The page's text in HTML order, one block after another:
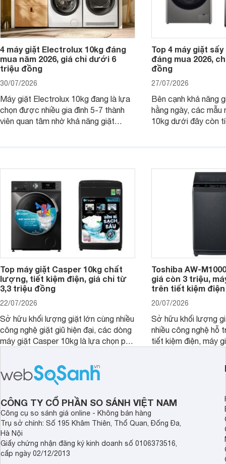
4 máy giặt Electrolux 10kg đáng
mua năm 2026, giá chỉ dưới 6
triệu đồng
30/07/2026
Máy giặt Electrolux 10kg đang là lựa
chọn được nhiều gia đình 5-7 thành
viên quan tâm nhờ khả năng giặt
Top 4 máy giặt
đáng mua 2026,
đồng
27/07/2026
Bên cạnh khả năng
hằng ngày, các mẫu
10kg dưới đây còn
Top máy giặt Casper 10kg chất
lượng, tiết kiệm điện, giá chỉ từ
3,3 triệu đồng
22/07/2026
Sở hữu khối lượng giặt lớn cùng nhiều
công nghệ giặt giũ hiện đại, các dòng
máy giặt Casper 10kg là lựa chọn phù
Toshiba AW-
giá còn 3 triệu,
trên tiết kiệm
20/07/2026
Sở hữu khối lượng
nhiều công nghệ hỗ
tiết kiệm điện, máy
nhắc cho các gia
bán hiện đã giảm
CÔNG TY CỔ PHẦN SO SÁNH VIỆT NAM
Công cụ so sánh giá online - Không bán hàng
Trụ sở chính: Số 195 Khâm Thiên, Thổ Quan, Đống Đa,
Hà Nội
Giấy chứng nhận đăng ký kinh doanh số 0106373516,
cấp ngày 02/12/2013